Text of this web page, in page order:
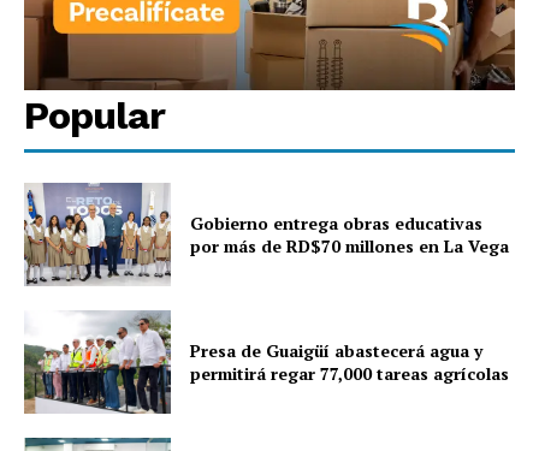
Popular
Gobierno entrega obras educativas
por más de RD$70 millones en La Vega
Presa de Guaigüí abastecerá agua y
permitirá regar 77,000 tareas agrícolas